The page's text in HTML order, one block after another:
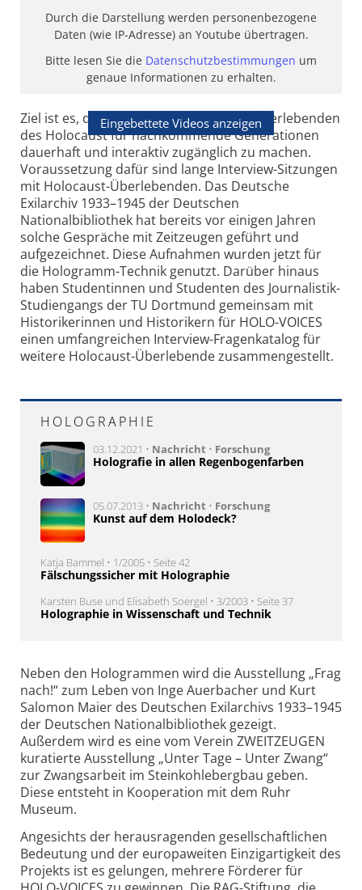
Durch die Darstellung werden personenbezogene
Daten (wie IP-Adresse) an Youtube übertragen.
Bitte lesen Sie die Datenschutzbestimmungen um
genaue Informationen zu erhalten.
Eingebettete Videos anzeigen
Ziel ist es, die Erfahrungsberichte von Überlebenden
des Holocaust für nachkommende Generationen
dauerhaft und interaktiv zugänglich zu machen.
Voraussetzung dafür sind lange Interview-Sitzungen
mit Holocaust-Überlebenden. Das Deutsche
Exilarchiv 1933–1945 der Deutschen
Nationalbibliothek hat bereits vor einigen Jahren
solche Gespräche mit Zeitzeugen geführt und
aufgezeichnet. Diese Aufnahmen wurden jetzt für
die Hologramm-Technik genutzt. Darüber hinaus
haben Studentinnen und Studenten des Journalistik-
Studiengangs der TU Dortmund gemeinsam mit
Historikerinnen und Historikern für HOLO-VOICES
einen umfangreichen Interview-Fragenkatalog für
weitere Holocaust-Überlebende zusammengestellt.
HOLOGRAPHIE
03.12.2021 • Nachricht • Forschung
Holografie in allen Regenbogenfarben
05.07.2013 • Nachricht • Forschung
Kunst auf dem Holodeck?
Katja Bammel • 1/2005 • Seite 42
Fälschungssicher mit Holographie
Karsten Buse und Elisabeth Soergel • 3/2003 • Seite 37
Holographie in Wissenschaft und Technik
Neben den Hologrammen wird die Ausstellung „Frag
nach!“ zum Leben von Inge Auerbacher und Kurt
Salomon Maier des Deutschen Exilarchivs 1933–1945
der Deutschen Nationalbibliothek gezeigt.
Außerdem wird es eine vom Verein ZWEITZEUGEN
kuratierte Ausstellung „Unter Tage – Unter Zwang“
zur Zwangsarbeit im Steinkohlebergbau geben.
Diese entsteht in Kooperation mit dem Ruhr
Museum.
Angesichts der herausragenden gesellschaftlichen
Bedeutung und der europaweiten Einzigartigkeit des
Projekts ist es gelungen, mehrere Förderer für